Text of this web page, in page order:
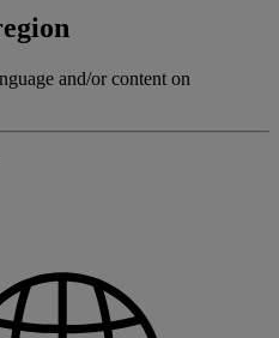
and/or content on